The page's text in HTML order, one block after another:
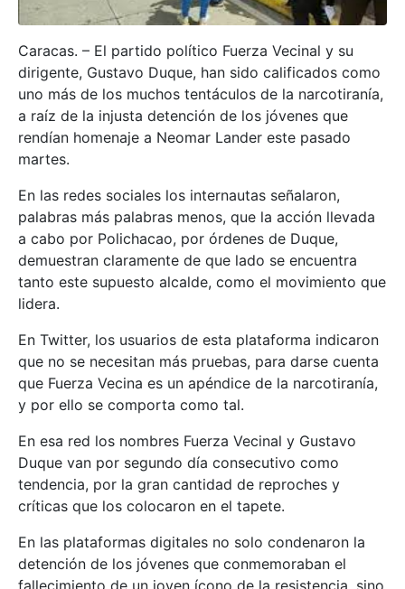
Caracas. – El partido político Fuerza Vecinal y su
dirigente, Gustavo Duque, han sido calificados como
uno más de los muchos tentáculos de la narcotiranía,
a raíz de la injusta detención de los jóvenes que
rendían homenaje a Neomar Lander este pasado
martes.
En las redes sociales los internautas señalaron,
palabras más palabras menos, que la acción llevada
a cabo por Polichacao, por órdenes de Duque,
demuestran claramente de que lado se encuentra
tanto este supuesto alcalde, como el movimiento que
lidera.
En Twitter, los usuarios de esta plataforma indicaron
que no se necesitan más pruebas, para darse cuenta
que Fuerza Vecina es un apéndice de la narcotiranía,
y por ello se comporta como tal.
En esa red los nombres Fuerza Vecinal y Gustavo
Duque van por segundo día consecutivo como
tendencia, por la gran cantidad de reproches y
críticas que los colocaron en el tapete.
En las plataformas digitales no solo condenaron la
detención de los jóvenes que conmemoraban el